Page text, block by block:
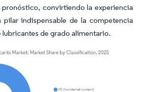
convirtiendo la experiencia
indispensable de la competencia
de grado alimentario.